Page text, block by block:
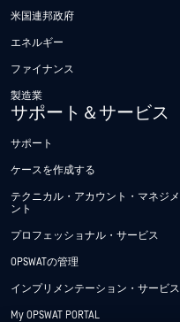
米国連邦政府
エネルギー
ファイナンス
製造業
サポート＆サービス
サポート
ケースを作成する
テクニカル・アカウント・マネジメ
ント
プロフェッショナル・サービス
OPSWATの管理
インプリメンテーション・サービス
My OPSWAT PORTAL